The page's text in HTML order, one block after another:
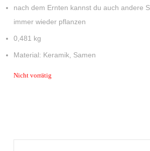
nach dem Ernten kannst du auch andere
immer wieder pflanzen
0,481 kg
Material: Keramik, Samen
Nicht vorrätig